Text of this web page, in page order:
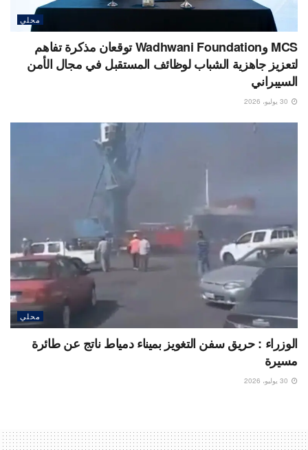
محلي
MCS وWadhwani Foundation توقعان مذكرة تفاهم
لتعزيز جاهزية الشباب لوظائف المستقبل في مجال الأمن
السيبراني
محلي
الوزراء : حريق سفن التغويز بميناء دمياط ناتج عن طائرة
مسيرة